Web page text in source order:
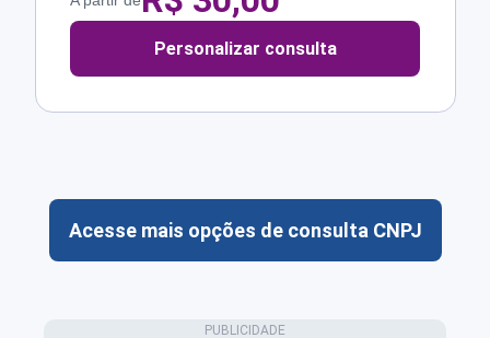
Personalizar consulta
Acesse mais opções de consulta CNPJ